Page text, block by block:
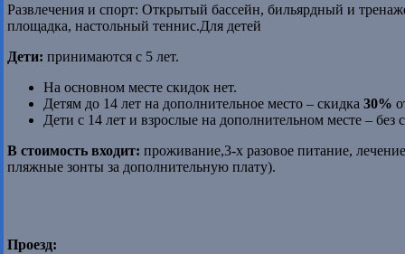
Развлечения и спорт: Открытый бассейн, бильярдный и
площадка, настольный теннис.Для детей
Дети: принимаются с 5 лет.
На основном месте скидок нет.
Детям до 14 лет на дополнительное место – скидка 30%
Дети с 14 лет и взрослые на дополнительном месте – без
В стоимость входит: проживание,3-х разовое питание,
пляжные зонты за дополнительную плату).
Проезд: